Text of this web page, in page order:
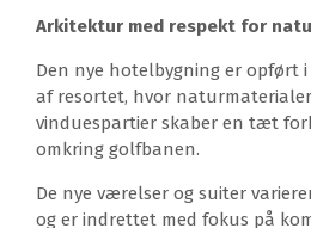
Arkitektur med respekt for
Den nye hotelbygning er opført
af resortet, hvor
vinduespartier skaber en tæt
omkring golfbanen.
De nye værelser og suiter
og er indrettet med fokus på